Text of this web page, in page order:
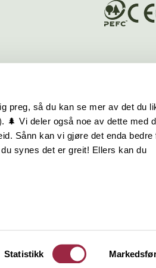
preg, så du kan se mer av det du
🌲 Vi deler også noe av dette med
Sånn kan vi gjøre det enda bedre
synes det er greit! Ellers kan du
Statistikk
Hurtiglenker